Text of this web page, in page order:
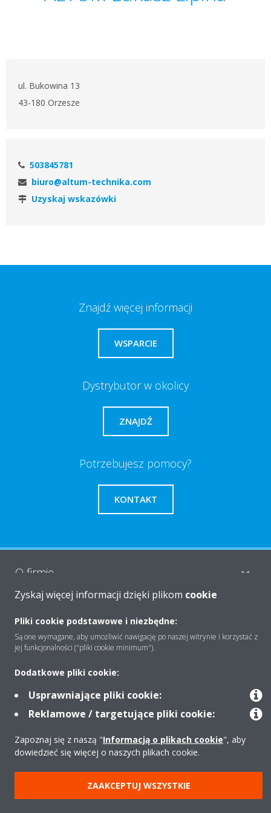
ul. Bukowina 13
43-180 Orzesze
503845781
biuro@altum-technika.com
Uzyskaj wskazówki
Znajdź więcej informacji
WSPARCIE
Dystrybutor w okolicy
ZNAJDŹ
Potrzebujesz pomocy?
KONTAKT
O firmie
Rozwiązania
Produkty
Copyright © Daikin
Zastrzeżenia prawne
Cookies
Polityka Ochrony Danych
Strategia podatkowa
Zyskaj więcej informacji dzięki plikom cookie
Pliki cookie podstawowe i niezbędne:
Są one wymagane, aby umożliwić nawigację po naszej witrynie i korzystać z
jej funkcjonalności ("pliki cookie minimum").
Dodatkowe pliki cookie:
Usprawniające pliki cookie:
Reklamowe / targetujące pliki cookie:
Zapoznaj się z naszą "Informacją o plikach cookie", aby
dowiedzieć się więcej o naszych plikach cookie.
ZAAKCEPTUJ WSZYSTKIE